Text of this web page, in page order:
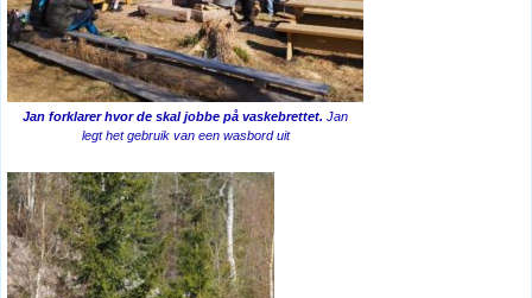
Jan forklarer hvor de skal jobbe på vaskebrettet. Jan
legt het gebruik van een wasbord uit